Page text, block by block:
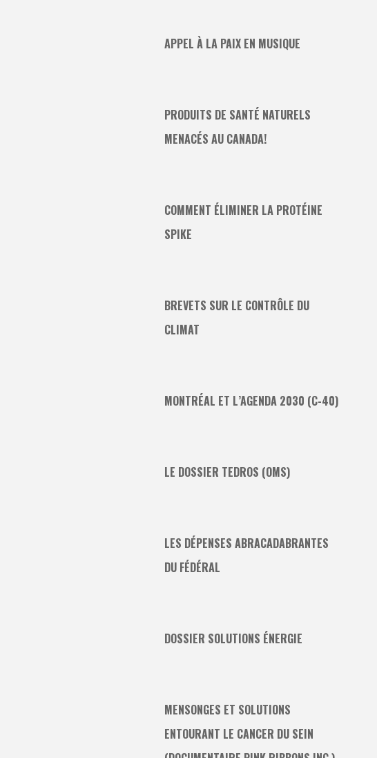
APPEL À LA PAIX EN MUSIQUE
PRODUITS DE SANTÉ NATURELS
MENACÉS AU CANADA!
COMMENT ÉLIMINER LA PROTÉINE
SPIKE
BREVETS SUR LE CONTRÔLE DU
CLIMAT
MONTRÉAL ET L’AGENDA 2030 (C-40)
LE DOSSIER TEDROS (OMS)
LES DÉPENSES ABRACADABRANTES
DU FÉDÉRAL
DOSSIER SOLUTIONS ÉNERGIE
MENSONGES ET SOLUTIONS
ENTOURANT LE CANCER DU SEIN